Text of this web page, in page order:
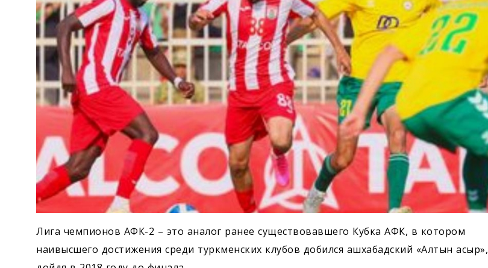
Лига чемпионов АФК-2 – это аналог ранее существовавшего Кубка АФК, в котором
наивысшего достижения среди туркменских клубов добился ашхабадский «Алтын асыр»,